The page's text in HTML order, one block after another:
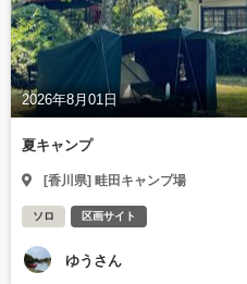
2026年8月01日
夏キャンプ
[香川県] 畦田キャンプ場
ソロ 区画サイト
ゆうさん